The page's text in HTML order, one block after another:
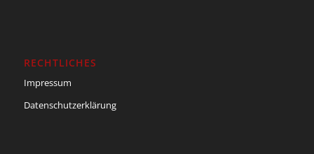
RECHTLICHES
Impressum
Datenschutzerklärung